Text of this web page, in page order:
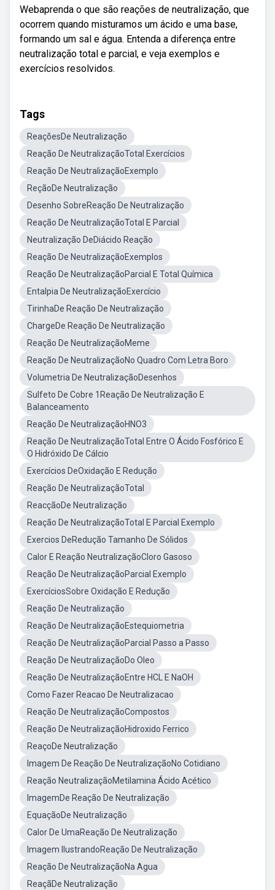
Webaprenda o que são reações de neutralização, que
ocorrem quando misturamos um ácido e uma base,
formando um sal e água. Entenda a diferença entre
neutralização total e parcial, e veja exemplos e
exercícios resolvidos.
Tags
ReaçõesDe Neutralização
Reação De NeutralizaçãoTotal Exercícios
Reação De NeutralizaçãoExemplo
ReçãoDe Neutralização
Desenho SobreReação De Neutralização
Reação De NeutralizaçãoTotal E Parcial
Neutralização DeDiácido Reação
Reação De NeutralizaçãoExemplos
Reação De NeutralizaçãoParcial E Total Química
Entalpia De NeutralizaçãoExercício
TirinhaDe Reação De Neutralização
ChargeDe Reação De Neutralização
Reação De NeutralizaçãoMeme
Reação De NeutralizaçãoNo Quadro Com Letra Boro
Volumetria De NeutralizaçãoDesenhos
Sulfeto De Cobre 1Reação De Neutralização E
Balanceamento
Reação De NeutralizaçãoHNO3
Reação De NeutralizaçãoTotal Entre O Ácido Fosfórico E
O Hidróxido De Cálcio
Exercícios DeOxidação E Redução
Reação De NeutralizaçãoTotal
ReacçãoDe Neutralização
Reação De NeutralizaçãoTotal E Parcial Exemplo
Exercios DeRedução Tamanho De Sólidos
Calor E Reação NeutralizaçãoCloro Gasoso
Reação De NeutralizaçãoParcial Exemplo
ExercíciosSobre Oxidação E Redução
Reação De Neutralização
Reação De NeutralizaçãoEstequiometria
Reação De NeutralizaçãoParcial Passo a Passo
Reação De NeutralizaçãoDo Oleo
Reação De NeutralizaçãoEntre HCL E NaOH
Como Fazer Reacao De Neutralizacao
Reação De NeutralizaçãoCompostos
Reação De NeutralizaçãoHidroxido Ferrico
ReaçoDe Neutralização
Imagem De Reação De NeutralizaçãoNo Cotidiano
Reação NeutralizaçãoMetilamina Ácido Acético
ImagemDe Reação De Neutralização
EquaçãoDe Neutralização
Calor De UmaReação De Neutralização
Imagem IlustrandoReação De Neutralização
Reação De NeutralizaçãoNa Agua
ReaçãDe Neutralização